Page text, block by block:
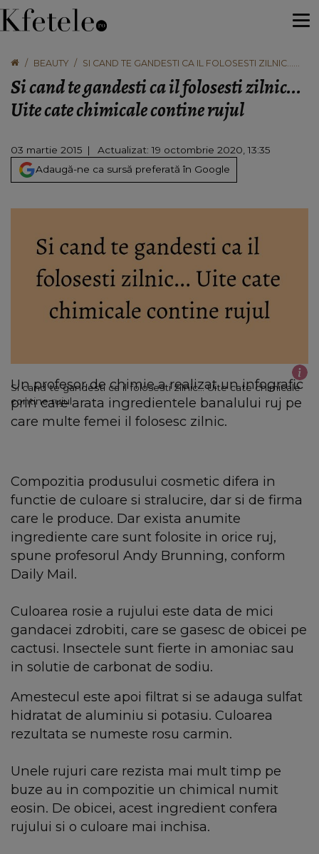
BEAUTY
SI CAND TE GANDESTI CA IL FOLOSESTI ZILNIC...
Si cand te gandesti ca il folosesti zilnic...
Uite cate chimicale contine rujul
03 martie 2015
Actualizat: 19 octombrie 2020, 13:35
Adaugă-ne ca sursă preferată în Google
Si cand te gandesti ca il folosesti zilnic... Uite cate chimicale
contine rujul
Un profesor de chimie a realizat un infografic
prin care arata ingredientele banalului ruj pe
care multe femei il folosesc zilnic.
Compozitia produsului cosmetic difera in
functie de culoare si stralucire, dar si de firma
care le produce. Dar exista anumite
ingrediente care sunt folosite in orice ruj,
spune profesorul Andy Brunning, conform
Daily Mail.
Culoarea rosie a rujului este data de mici
gandacei zdrobiti, care se gasesc de obicei pe
cactusi. Insectele sunt fierte in amoniac sau
in solutie de carbonat de sodiu.
Amestecul este apoi filtrat si se adauga sulfat
hidratat de aluminiu si potasiu. Culoarea
rezultata se numeste rosu carmin.
Unele rujuri care rezista mai mult timp pe
buze au in compozitie un chimical numit
eosin. De obicei, acest ingredient confera
rujului si o culoare mai inchisa.